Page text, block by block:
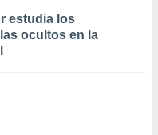
estudia los
ocultos en la